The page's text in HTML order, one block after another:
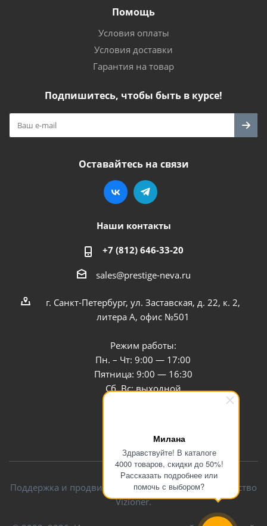
Милана
Здравствуйте! В каталоге
4000 товаров, скидки до 50%!
Рассказать подробнее или
помочь с выбором?
Помощь
Условия оплаты
Условия доставки
Гарантия на товар
Подпишитесь, чтобы быть в курсе!
Оставайтесь на связи
Наши контакты
+7 (812) 646-33-20
sales@prestige-neva.ru
г. Санкт-Петербург, ул. Заставская, д. 22, к. 2,
литера А, офис №501
Режим работы:
Пн. – Чт: 9:00 — 17:00
Пятница: 9:00 — 16:30
Сб, Вс: выходной
Поддержка и продвижение сайта — интернет-агентство
Vizioner.